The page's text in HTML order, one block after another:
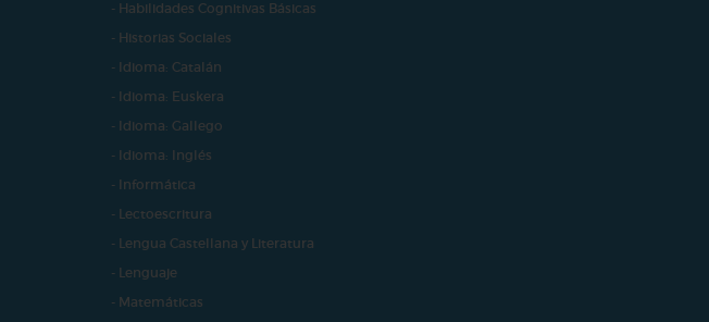
- Habilidades Cognitivas Básicas
- Historias Sociales
- Idioma: Catalán
- Idioma: Euskera
- Idioma: Gallego
- Idioma: Inglés
- Informática
- Lectoescritura
- Lengua Castellana y Literatura
- Lenguaje
- Matemáticas